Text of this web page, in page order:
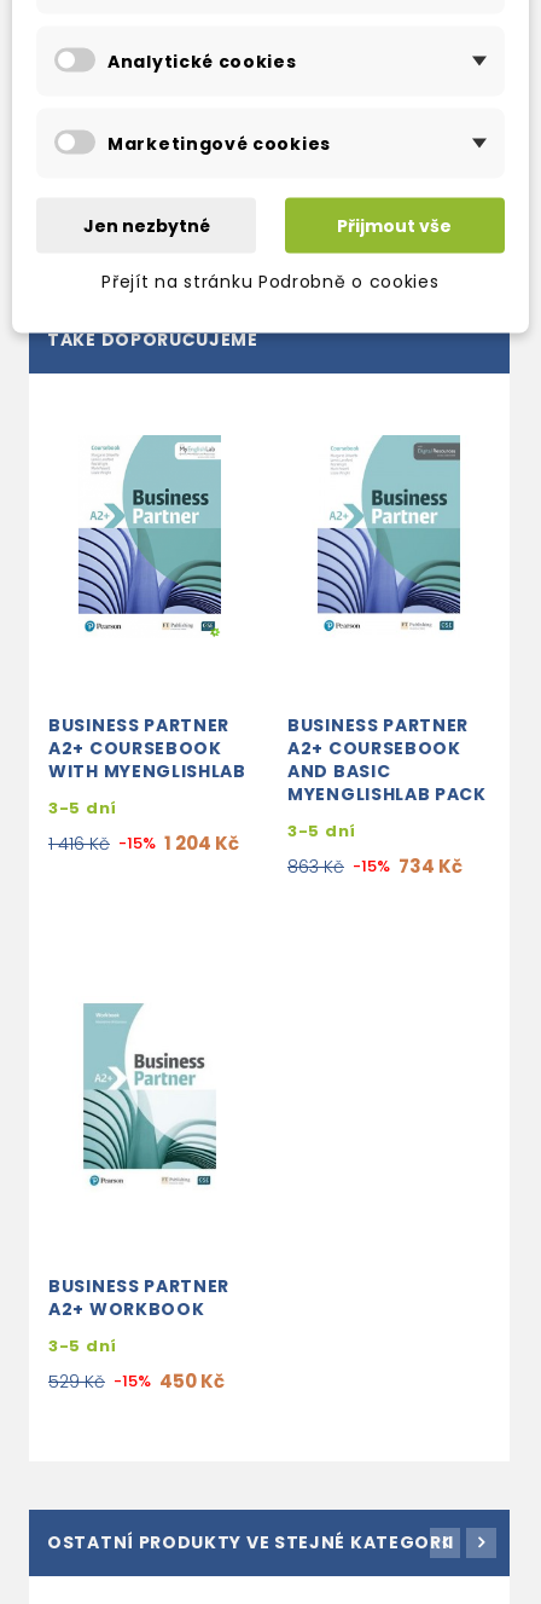
task types (BEC, BULATS, LCCI)
*interactive unit tests including PTE
*tests audio recordings and scripts
TAKÉ DOPORUČUJEME
BUSINESS PARTNER
A2+ COURSEBOOK
WITH MYENGLISHLAB
3-5 dní
1 416 Kč -15% 1 204 Kč
BUSINESS PARTNER
A2+ COURSEBOOK
AND BASIC
MYENGLISHLAB PACK
3-5 dní
863 Kč -15% 734 Kč
BUSINESS PARTNER
A2+ WORKBOOK
3-5 dní
529 Kč -15% 450 Kč
OSTATNÍ PRODUKTY VE STEJNÉ KATEGORII
Analytické cookies
Marketingové cookies
Jen nezbytné Přijmout vše
Přejít na stránku Podrobně o cookies